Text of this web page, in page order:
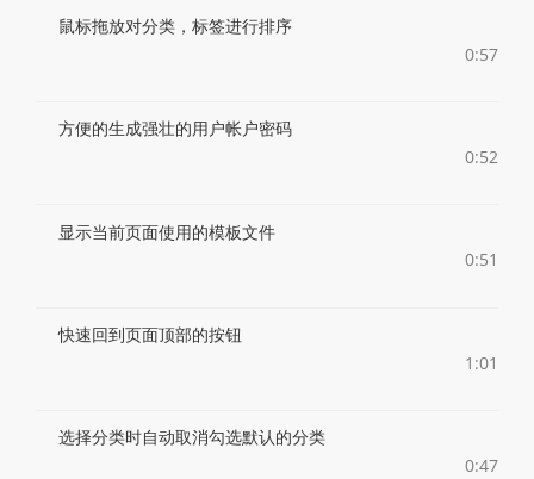
鼠标拖放对分类，标签进行排序
0:57
方便的生成强壮的用户帐户密码
0:52
显示当前页面使用的模板文件
0:51
快速回到页面顶部的按钮
1:01
选择分类时自动取消勾选默认的分类
0:47